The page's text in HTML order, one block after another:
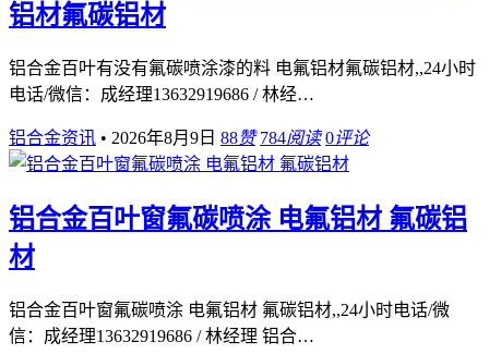
铝材氟碳铝材
铝合金百叶有没有氟碳喷涂漆的料 电氟铝材氟碳铝材,,24小时
电话/微信：成经理13632919686 / 林经…
铝合金资讯 • 2026年8月9日 88赞 784阅读 0评论
铝合金百叶窗氟碳喷涂 电氟铝材 氟碳铝
材
铝合金百叶窗氟碳喷涂 电氟铝材 氟碳铝材,,24小时电话/微
信：成经理13632919686 / 林经理 铝合…